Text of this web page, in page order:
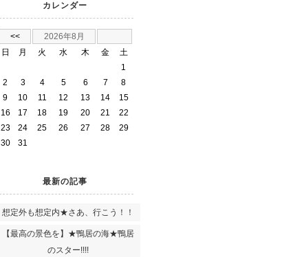
カレンダー
<<
2026年8月
日
月 火 水 木 金
土
1
2
3 4 5 6 7
8
9
10 11 12 13 14
15
16
17 18 19 20 21
22
23
24 25 26 27 28
29
30
31
最新の記事
想定外も想定内★さあ、行こう！！
【最高の景色を】★鴨居の海★鴨居
のスター!!!!